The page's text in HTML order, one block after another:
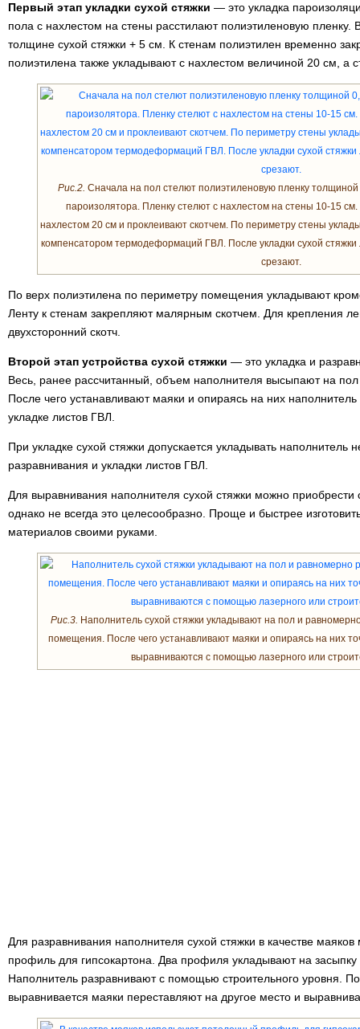
Первый этап укладки сухой стяжки — это укладка
пола с нахлестом на стены расстилают полиэтиленовую пленку.
толщине сухой стяжки + 5 см. К стенам полиэтилен временно
полиэтилена также укладывают с нахлестом величиной 20 см, а
Рис.2. Сначала на пол стелют полиэтиленовую пленку
пароизолятора. Пленку стелют с нахлестом на стены 10-15
нахлестом 20 см и проклеивают скотчем. По периметру стены
компенсатором термодеформаций ГВЛ. После укладки сухой
срезают.
По верх полиэтилена по периметру помещения укладывают
Ленту к стенам закрепляют малярным скотчем. Для крепления
двухсторонний скотч.
Второй этап устройства сухой стяжки — это укладка и
Весь, ранее рассчитанный, объем наполнителя высыпают на пол
После чего устанавливают маяки и опираясь на них
укладке листов ГВЛ.
При укладке сухой стяжки допускается укладывать наполнитель
разравнивания и укладки листов ГВЛ.
Для выравнивания наполнителя сухой стяжки можно
однако не всегда это целесообразно. Проще и быстрее
материалов своими руками.
Рис.3. Наполнитель сухой стяжки укладывают на пол и
помещения. После чего устанавливают маяки и опираясь на них
выравниваются с помощью лазерного или
Для разравнивания наполнителя сухой стяжки в качестве
профиль для гипсокартона. Два профиля укладывают на
Наполнитель разравнивают с помощью строительного уровня.
выравнивается маяки переставляют на другое место и